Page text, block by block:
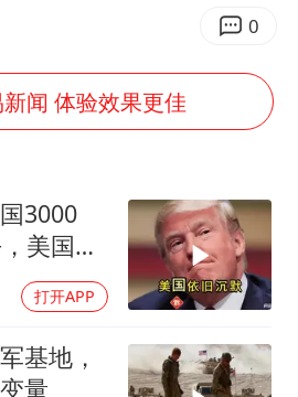
浩存百花奖开幕式红裙起舞
岁山接盘烂尾恒大文旅城
薇谈把脸交给AI
多个明星演唱会取消
近平心系体育强国建设
0
闻 体验效果更佳
3000
美国依
打开APP
基地，
量